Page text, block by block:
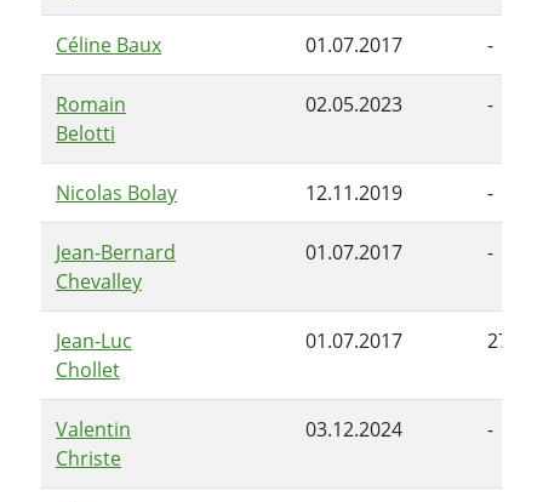
Céline Baux 01.07.2017 -
Romain
Belotti
02.05.2023 -
Nicolas Bolay 12.11.2019 -
Jean-Bernard
Chevalley
01.07.2017 -
Jean-Luc
Chollet
01.07.2017
Valentin
Christe
03.12.2024 -